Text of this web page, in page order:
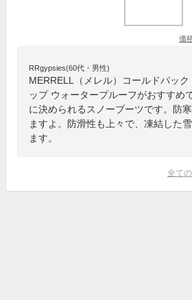
価
RRgypsies(60代・男性)
MERRELL（メレル）コールドパッ
ップ ウォータープルーフがおすすめ
に決められるスノーブーツです。防
ますよ。防滑性も上々で、凍結した
ます。
全て